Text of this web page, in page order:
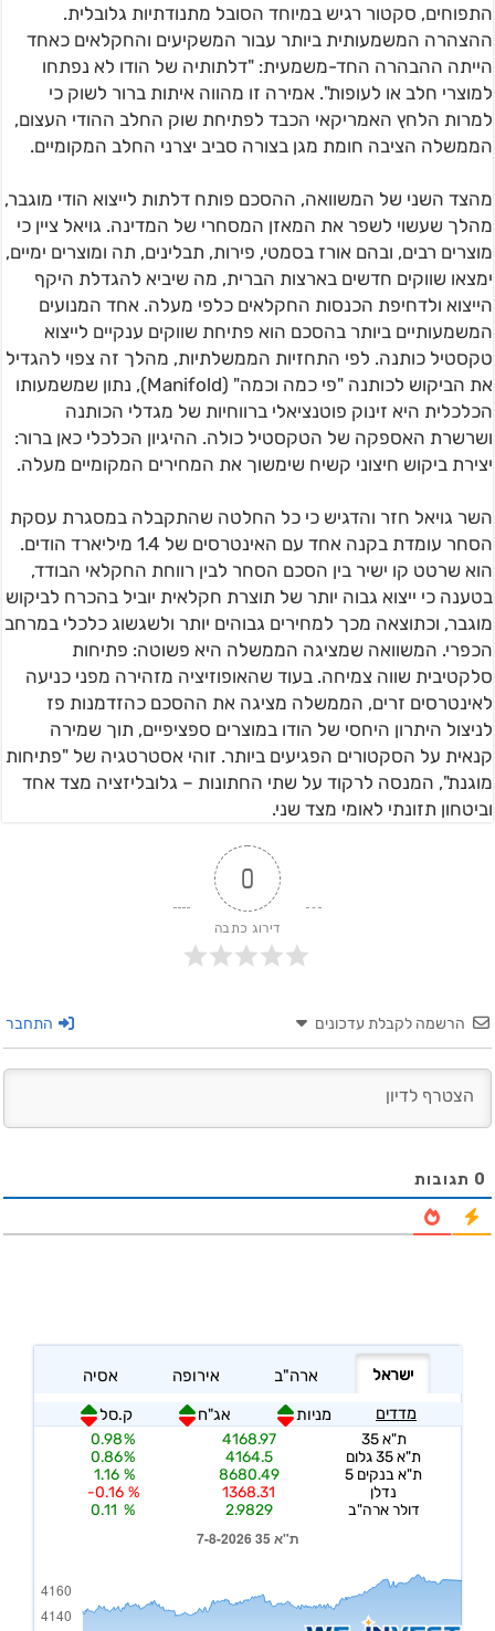
התפוחים, סקטור רגיש במיוחד הסובל מתנודתיות גלובלית.
ההצהרה המשמעותית ביותר עבור המשקיעים והחקלאים כאחד
הייתה ההבהרה החד-משמעית: "דלתותיה של הודו לא נפתחו
למוצרי חלב או לעופות". אמירה זו מהווה איתות ברור לשוק כי
למרות הלחץ האמריקאי הכבד לפתיחת שוק החלב ההודי העצום,
הממשלה הציבה חומת מגן בצורה סביב יצרני החלב המקומיים.
מהצד השני של המשוואה, ההסכם פותח דלתות לייצוא הודי מוגבר,
מהלך שעשוי לשפר את המאזן המסחרי של המדינה. גויאל ציין כי
מוצרים רבים, ובהם אורז בסמטי, פירות, תבלינים, תה ומוצרים ימיים,
ימצאו שווקים חדשים בארצות הברית, מה שיביא להגדלת היקף
הייצוא ולדחיפת הכנסות החקלאים כלפי מעלה. אחד המנועים
המשמעותיים ביותר בהסכם הוא פתיחת שווקים ענקיים לייצוא
טקסטיל כותנה. לפי התחזיות הממשלתיות, מהלך זה צפוי להגדיל
את הביקוש לכותנה "פי כמה וכמה" (Manifold), נתון שמשמעותו
הכלכלית היא זינוק פוטנציאלי ברווחיות של מגדלי הכותנה
ושרשרת האספקה של הטקסטיל כולה. ההיגיון הכלכלי כאן ברור:
יצירת ביקוש חיצוני קשיח שימשוך את המחירים המקומיים מעלה.
השר גויאל חזר והדגיש כי כל החלטה שהתקבלה במסגרת עסקת
הסחר עומדת בקנה אחד עם האינטרסים של 1.4 מיליארד הודים.
הוא שרטט קו ישיר בין הסכם הסחר לבין רווחת החקלאי הבודד,
בטענה כי ייצוא גבוה יותר של תוצרת חקלאית יוביל בהכרח לביקוש
מוגבר, וכתוצאה מכך למחירים גבוהים יותר ולשגשוג כלכלי במרחב
הכפרי. המשוואה שמציגה הממשלה היא פשוטה: פתיחות
סלקטיבית שווה צמיחה. בעוד שהאופוזיציה מזהירה מפני כניעה
לאינטרסים זרים, הממשלה מציגה את ההסכם כהזדמנות פז
לניצול היתרון היחסי של הודו במוצרים ספציפיים, תוך שמירה
קנאית על הסקטורים הפגיעים ביותר. זוהי אסטרטגיה של "פתיחות
מוגנת", המנסה לרקוד על שתי החתונות – גלובליזציה מצד אחד
וביטחון תזונתי לאומי מצד שני.
0
דירוג כתבה
הרשמה לקבלת עדכונים התחבר
0 תגובות